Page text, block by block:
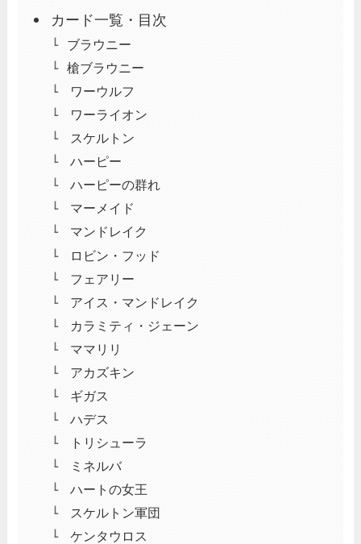
カード一覧・目次
ブラウニー
槍ブラウニー
ワーウルフ
ワーライオン
スケルトン
ハーピー
ハーピーの群れ
マーメイド
マンドレイク
ロビン・フッド
フェアリー
アイス・マンドレイク
カラミティ・ジェーン
ママリリ
アカズキン
ギガス
ハデス
トリシューラ
ミネルバ
ハートの女王
スケルトン軍団
ケンタウロス